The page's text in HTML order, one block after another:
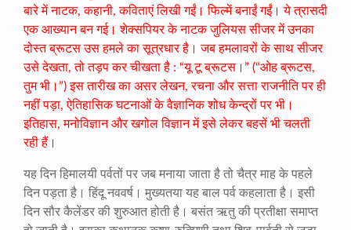
बारे में नाटक, कहानी, कविताएं लिखी गईं। फिल्में बनाईं गईं। ये त्रासदी
एक आख्यान बन गई। शेक्सपियर के नाटक जुलियस सीजर में उनका
दोस्त ब्रूटस उस हमले का सूत्रधार है। जब हमलावरों के साथ सीजर
उसे देखता, तो तड़प कर चीखता है : “यू टू ब्रूटस।” (“ओह ब्रूटस,
तुम भी।”) इस तारीख का असर लेखन, रचना और सत्ता राजनीति पर ही
नहीं पड़ा, ऐतिहासिक घटनाओं के वैज्ञानिक शोध केन्द्रों पर भी।
इतिहास, मनोविज्ञान और खगोल विज्ञान में इसे लेकर बहसें भी चलती
रही हैं।
यह दिन हिमालयी पर्वतों पर जब मनाया जाता है तो चैत्र माह के पहले
दिन पड़ता है। हिंदू नववर्ष। मुख्यतया यह बाल पर्व कहलाता है। इसी
दिन सौर कैलेंडर की शुरुआत होती है। बसंत ऋतु की प्रतीक्षा समाप्त